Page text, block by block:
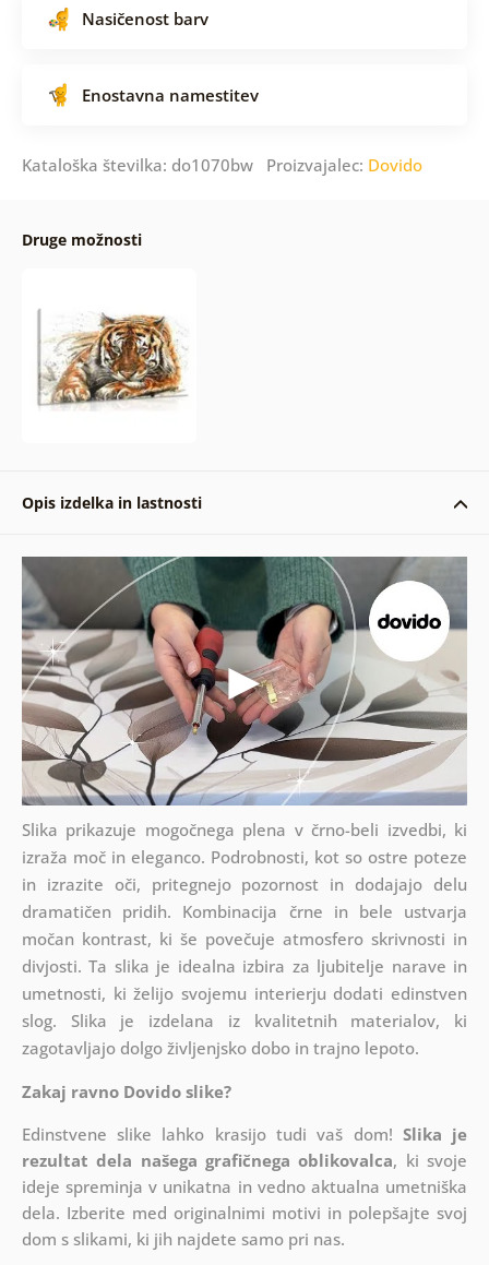
Nasičenost barv
Enostavna namestitev
Kataloška številka: do1070bw Proizvajalec: Dovido
Druge možnosti
Opis izdelka in lastnosti
Slika prikazuje mogočnega plena v črno-beli izvedbi, ki
izraža moč in eleganco. Podrobnosti, kot so ostre poteze
in izrazite oči, pritegnejo pozornost in dodajajo delu
dramatičen pridih. Kombinacija črne in bele ustvarja
močan kontrast, ki še povečuje atmosfero skrivnosti in
divjosti. Ta slika je idealna izbira za ljubitelje narave in
umetnosti, ki želijo svojemu interierju dodati edinstven
slog. Slika je izdelana iz kvalitetnih materialov, ki
zagotavljajo dolgo življenjsko dobo in trajno lepoto.
Zakaj ravno Dovido slike?
Edinstvene slike lahko krasijo tudi vaš dom! Slika je
rezultat dela našega grafičnega oblikovalca, ki svoje
ideje spreminja v unikatna in vedno aktualna umetniška
dela. Izberite med originalnimi motivi in polepšajte svoj
dom s slikami, ki jih najdete samo pri nas.